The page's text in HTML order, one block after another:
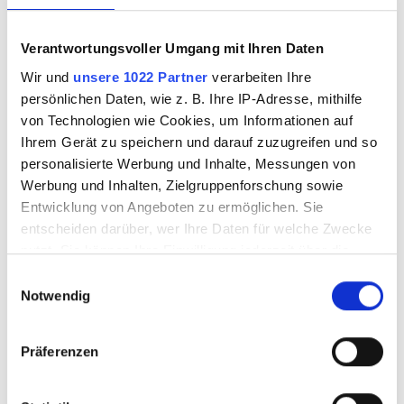
Verantwortungsvoller Umgang mit Ihren Daten
Wir und unsere 1022 Partner verarbeiten Ihre
persönlichen Daten, wie z. B. Ihre IP-Adresse, mithilfe
von Technologien wie Cookies, um Informationen auf
Ihrem Gerät zu speichern und darauf zuzugreifen und so
personalisierte Werbung und Inhalte, Messungen von
Werbung und Inhalten, Zielgruppenforschung sowie
Entwicklung von Angeboten zu ermöglichen. Sie
entscheiden darüber, wer Ihre Daten für welche Zwecke
nutzt. Sie können Ihre Einwilligung jederzeit über die
Trigger Symbol ändern oder widerrufen
Informationen über Ihre geografische Lage
Notwendig
Präferenzen
BULLSEYE 4102-
BULLSEYE 4102-